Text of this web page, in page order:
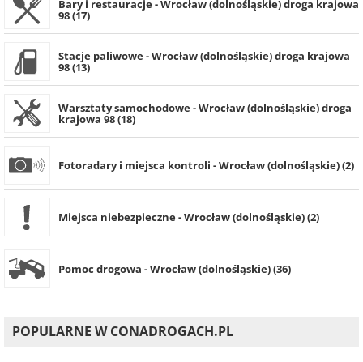
Bary i restauracje - Wrocław (dolnośląskie) droga krajowa
98 (17)
Stacje paliwowe - Wrocław (dolnośląskie) droga krajowa
98 (13)
Warsztaty samochodowe - Wrocław (dolnośląskie) droga
krajowa 98 (18)
Fotoradary i miejsca kontroli - Wrocław (dolnośląskie) (2)
Miejsca niebezpieczne - Wrocław (dolnośląskie) (2)
Pomoc drogowa - Wrocław (dolnośląskie) (36)
POPULARNE W CONADROGACH.PL